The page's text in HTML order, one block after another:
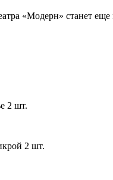
«Модерн» станет
2 шт.
2 шт.